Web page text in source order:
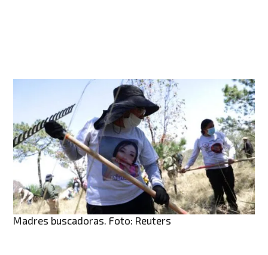
Madres buscadoras. Foto: Reuters